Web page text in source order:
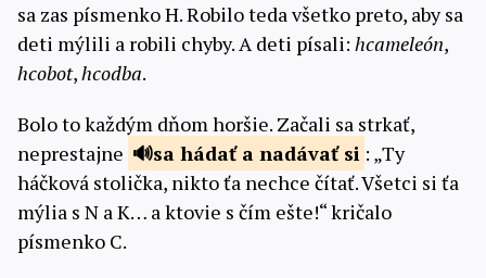
sa zas písmenko H. Robilo teda všetko preto, aby sa
deti mýlili a robili chyby. A deti písali: hcameleón,
hcobot,hcodba.
Bolo to každým dňom horšie. Začali sa strkať,
neprestajne
sa hádať a nadávať si : „Ty
háčková stolička, nikto ťa nechce čítať. Všetci si ťa
mýlia s N a K… a ktovie s čím ešte!“ kričalo
písmenko C.